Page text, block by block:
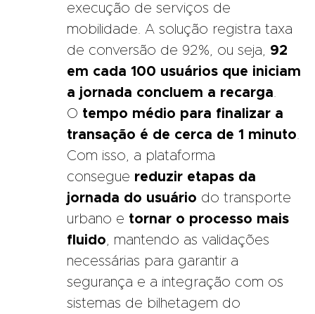
execução de serviços de
mobilidade. A solução registra taxa
de conversão de 92%, ou seja, 92
em cada 100 usuários que iniciam
a jornada concluem a recarga
O tempo médio para finalizar a
transação é de cerca de 1 minuto
Com isso, a plataforma
consegue reduzir etapas da
jornada do usuário do transporte
urbano e tornar o processo mais
fluido , mantendo as validações
necessárias para garantir a
segurança e a integração com os
sistemas de bilhetagem do